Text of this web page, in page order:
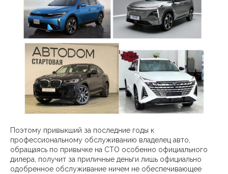
Поэтому привыкший за последние годы к
профессиональному обслуживанию владелец авто,
обращаясь по привычке на СТО особенно официального
дилера, получит за приличные деньги лишь официально
одобренное обслуживание ничем не обеспечивающее